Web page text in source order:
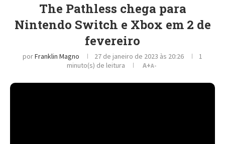
The Pathless chega para
Nintendo Switch e Xbox em 2 de
fevereiro
porFranklin Magno 27 de janeiro de 2023 às 20:26
1
minuto(s) de leitura
A+A-